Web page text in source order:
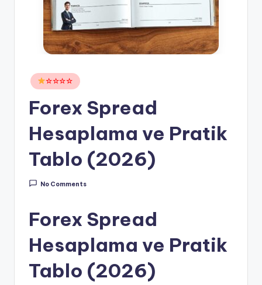
Posted
in
☆☆☆☆
Forex Spread
Hesaplama ve Pratik
Tablo (2026)
No Comments
Forex Spread
Hesaplama ve Pratik
Tablo (2026)